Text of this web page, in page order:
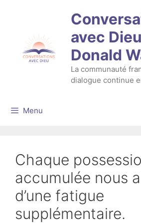
avec
Donald
La communauté
dialogue continue
Menu
Chaque
accumulée nous
d’une fatigue
supplémentaire.